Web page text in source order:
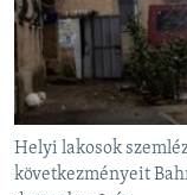
EURÓPAI UNIÓ
VILÁG
KLÍMAVÁLTOZÁS
A MÚLT
Helyi lakosok
következményeit